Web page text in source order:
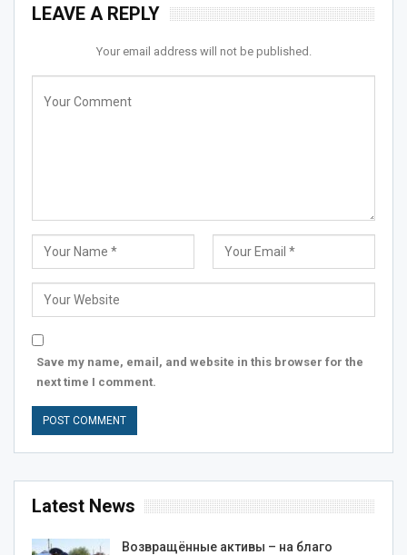
LEAVE A REPLY
Your email address will not be published.
Save my name, email, and website in this browser for the
next time I comment.
Latest News
Возвращённые активы – на благо